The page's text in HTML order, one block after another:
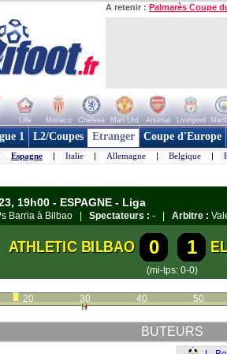
A retenir : Palmarès Coupe
Lille Monaco Chelsea Man Utd Arsenal Liverpool
1 L2/Coupes Etranger Coupe d'Europe
Espagne | Italie | Allemagne | Belgique |
19h00 - ESPAGNE - Liga
Barria à Bilbao | Spectateurs : - | Arbitre :
ATHLETIC BILBAO 0 1
(mi-tps: 0-0)
20 30 40 50
BUTEURS